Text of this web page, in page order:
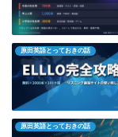
原田英語とっておきの話
原田英語とっておきの話